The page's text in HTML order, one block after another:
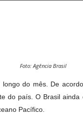
Foto: Agência Brasil
do mês. De
do país. O Brasil ainda
Pacífico.